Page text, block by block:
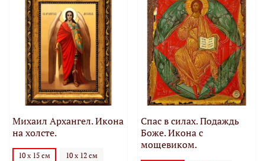
Михаил Архангел. Икона
на холсте.
10 х 15 см 10 х 12 см
Спас в силах. Подаждь
Боже. Икона с
мощевиком.